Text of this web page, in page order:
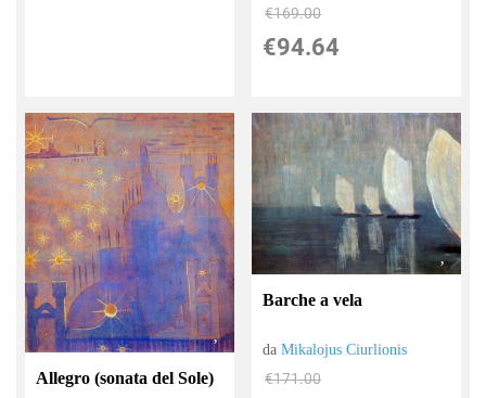
€169.00
€94.64
Allegro (sonata del Sole)
Barche a vela
daMikalojus Ciurlionis
€171.00